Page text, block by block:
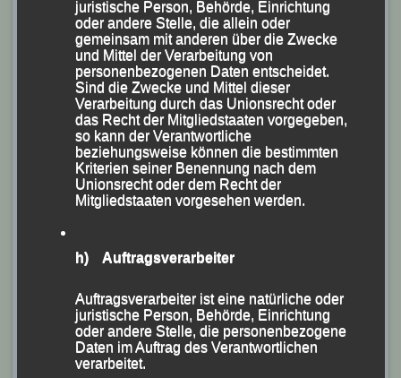
Der 39jährige Familienvater, der zuletzt seinen dritten
Straßenlaufsieg in seiner Wahlheimat feiern konnte,
versuchte sich heuer erstmals wieder über die 5.000m-
Distanz.
80 Teilnehmer waren bei dieser „Nacht der 5.000er“ in
insgesamt vier Rennen auf der blauen Bahn des „Foot
Lane Stadion“ am Start; wobeiRichard Friedrich
A-Lauf an den Start ging und sich die ersten 3.000 m
ständig mit Will Bodkin in der Führungsarbeit
abwechselte und aufs Tempo drückte.
Auf den letzten vier Runden musste er dann jedoch
etwas abreißen lassen und lief nach 15:14,98 Minuten
hinter Will Bodkin über die Ziellinie. Dritter dieses
Rennens wurde James Priest.
juristische Person, Behörde, Einrichtung
oder andere Stelle, die allein oder
gemeinsam mit anderen über die Zwecke
und Mittel der Verarbeitung von
personenbezogenen Daten entscheidet.
Sind die Zwecke und Mittel dieser
Verarbeitung durch das Unionsrecht oder
das Recht der Mitgliedstaaten vorgegeben,
so kann der Verantwortliche
beziehungsweise können die bestimmten
Kriterien seiner Benennung nach dem
Unionsrecht oder dem Recht der
Mitgliedstaaten vorgesehen werden.
h) Auftragsverarbeiter
Auftragsverarbeiter ist eine natürliche oder
juristische Person, Behörde, Einrichtung
oder andere Stelle, die personenbezogene
Daten im Auftrag des Verantwortlichen
verarbeitet.